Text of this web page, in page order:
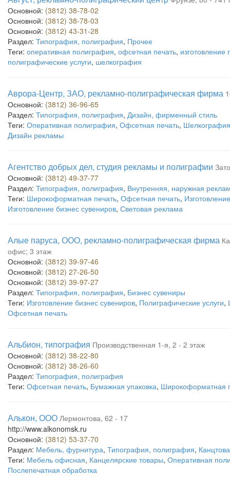
Основной: (3812) 38-78-02
Основной: (3812) 38-78-03
Основной: (3812) 43-31-28
Раздел: Типография, полиграфия, Прочее
Теги: оперативная полиграфия, офсетная печать, изготовление
полиграфические услуги, шелкография
Аврора-Центр, ЗАО, рекламно-полиграфическая фирма
Основной: (3812) 36-96-65
Раздел: Типография, полиграфия, Дизайн, фирменный стиль
Теги: Оперативная полиграфия, Офсетная печать, Шелкография
Дизайн рекламы
Агентство добрых дел, студия рекламы и полиграфии
Основной: (3812) 49-37-77
Раздел: Типография, полиграфия, Внутренняя, наружная
Теги: Широкоформатная печать, Офсетная печать,
Изготовление бизнес сувениров, Световая реклама
Алые паруса, ООО, рекламно-полиграфическая фирма
офис; 3 этаж
Основной: (3812) 39-97-46
Основной: (3812) 27-26-50
Основной: (3812) 39-97-27
Раздел: Типография, полиграфия, Бизнес сувениры
Теги: Изготовление бизнес сувениров, Полиграфические услуги,
Офсетная печать
Альбион, типография Производственная 1-я, 2 - 2 этаж
Основной: (3812) 38-22-80
Основной: (3812) 38-26-60
Раздел: Типография, полиграфия
Теги: Офсетная печать, Бумажная упаковка, Широкоформатная
Алькон, ООО Лермонтова, 62 - 17
http://www.alkonomsk.ru
Основной: (3812) 53-37-70
Раздел: Мебель, фурнитура, Типография, полиграфия,
Теги: Мебель офисная, Канцелярские товары, Оперативная
Послепечатная обработка